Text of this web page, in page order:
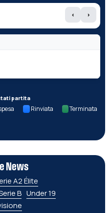
‹ ›
partita
Rinviata Terminata
News
A2 Élite
B Under 19